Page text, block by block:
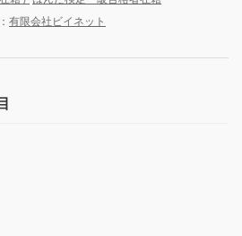
有限会社ビイネット